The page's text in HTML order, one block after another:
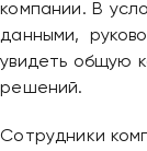
компании. В
данными,
увидеть общую
решений.
Сотрудники